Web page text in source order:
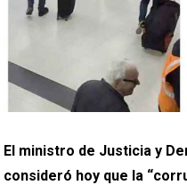
El ministro de Justicia y
consideró hoy que la